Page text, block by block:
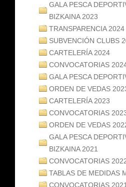
GALA PESCA
BIZKAINA 2023
TRANSPARENCIA 2024
SUBVENCIÓN CLUBS
CARTELERÍA 2024
CONVOCATORIAS
GALA PESCA
ORDEN DE VEDAS
CARTELERÍA 2023
CONVOCATORIAS
ORDEN DE VEDAS
GALA PESCA
BIZKAINA 2021
CONVOCATORIAS
TABLAS DE MEDIDAS
CONVOCATORIAS 2021